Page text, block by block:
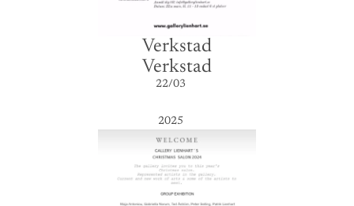
Verkstad
Verkstad
22/03
2025